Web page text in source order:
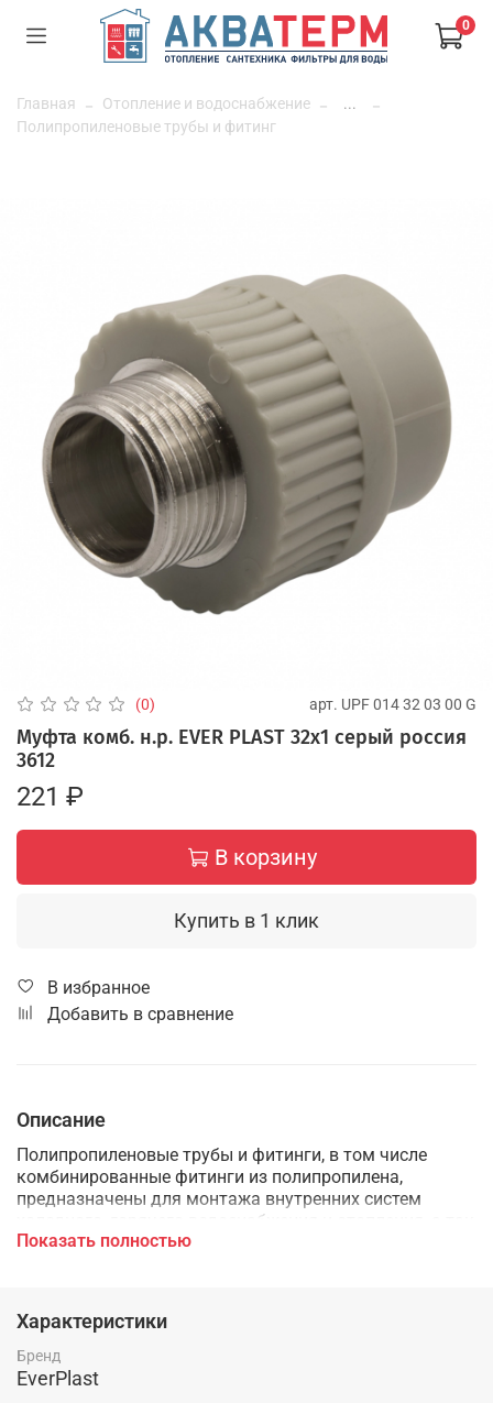
0
Главная Отопление и водоснабжение
...
Полипропиленовые трубы и фитинг
(0) арт. UPF 014 32 03 00 G
Муфта комб. н.р. EVER PLAST 32х1 серый россия
3612
221 ₽
В корзину
Купить в 1 клик
В избранное
Добавить в сравнение
Описание
Полипропиленовые трубы и фитинги, в том числе
комбинированные фитинги из полипропилена,
предназначены для монтажа внутренних систем
холодного, горячего водоснабжения и отопления, а так
же применяются в технологических трубопроводах,
Показать полностью
Характеристики
Бренд
EverPlast